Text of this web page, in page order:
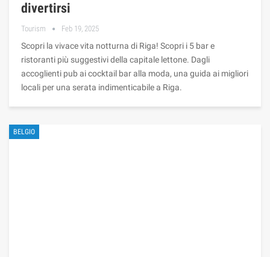
divertirsi
Tourism Feb 19, 2025
Scopri la vivace vita notturna di Riga! Scopri i 5 bar e
ristoranti più suggestivi della capitale lettone. Dagli
accoglienti pub ai cocktail bar alla moda, una guida ai migliori
locali per una serata indimenticabile a Riga.
BELGIO